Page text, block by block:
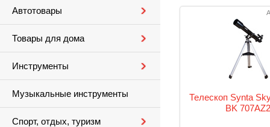
Автотовары
Товары для дома
Инструменты
Музыкальные инструменты
Спорт, отдых, туризм
Телескоп Synta
BK 707AZ2